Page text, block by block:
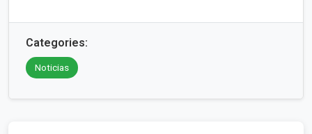
Categories:
Noticias